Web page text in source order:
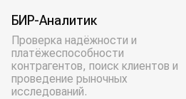
БИР-Аналитик
Проверка надёжности и
платёжеспособности
контрагентов, поиск клиентов и
проведение рыночных
исследований.